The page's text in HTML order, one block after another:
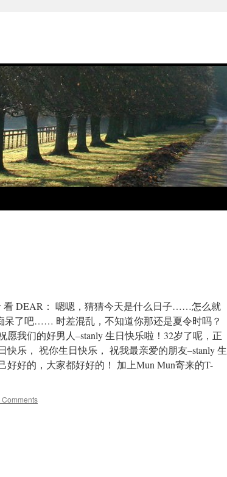
看 DEAR： 嗯嗯，猜猜今天是什么日子……怎么就
了吧…… 时差混乱，不知道你那还是夏令时吗？
我们的好男人–stanly 生日快乐啦！32岁了呢，正
乐， 祝你生日快乐， 祝我最亲爱的朋友–stanly 生
好好的，大家都好好的！ 加上Mun Mun寄来的T-
Comments